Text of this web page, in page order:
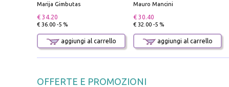
Marija Gimbutas
€ 34.20
€ 36.00 -5 %
aggiungi al carrello
Mauro Mancini
€ 30.40
€ 32.00 -5 %
aggiungi al carrello
OFFERTE E PROMOZIONI